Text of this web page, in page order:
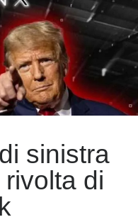
si
vestono
da
Torquemada
sinistra
di